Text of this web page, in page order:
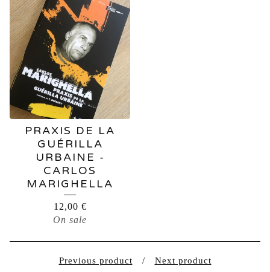
PRAXIS DE LA
GUÉRILLA
URBAINE -
CARLOS
MARIGHELLA
12,00 €
On sale
Previous product Next product